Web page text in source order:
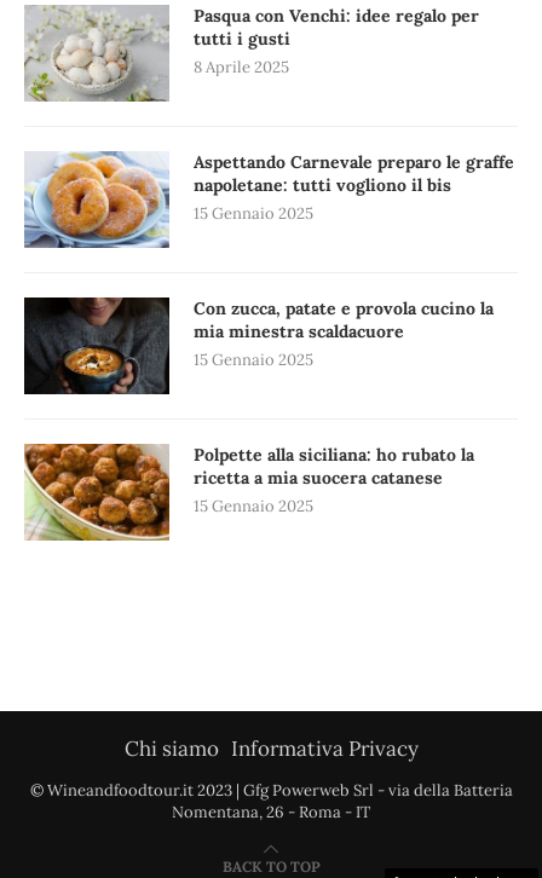
Pasqua con Venchi: idee regalo per
tutti i gusti
8 Aprile 2025
Aspettando Carnevale preparo le graffe
napoletane: tutti vogliono il bis
15 Gennaio 2025
Con zucca, patate e provola cucino la
mia minestra scaldacuore
15 Gennaio 2025
Polpette alla siciliana: ho rubato la
ricetta a mia suocera catanese
15 Gennaio 2025
Chi siamo Informativa Privacy
© Wineandfoodtour.it 2023 | Gfg Powerweb Srl - via della Batteria
Nomentana, 26 - Roma - IT
BACK TO TOP